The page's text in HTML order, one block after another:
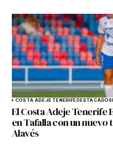
COSTA ADEJE TENERIFEDESTACADOS
El Costa Adeje Tenerife
en Tafalla con un
Alavés